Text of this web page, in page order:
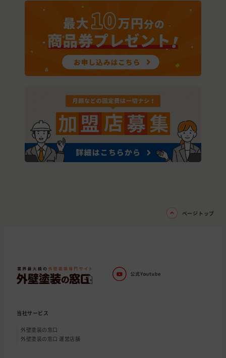
ページトップ
当社サービス
外壁塗装の窓口
外壁塗装の窓口 運営店舗